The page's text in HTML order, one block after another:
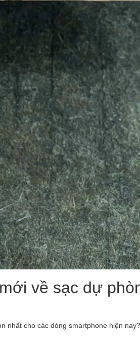
về sạc dự
nhất cho các dòng smartphone hiện nay?